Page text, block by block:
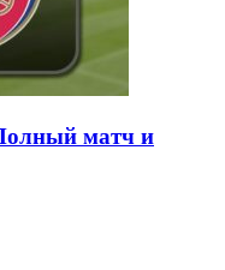
матч и